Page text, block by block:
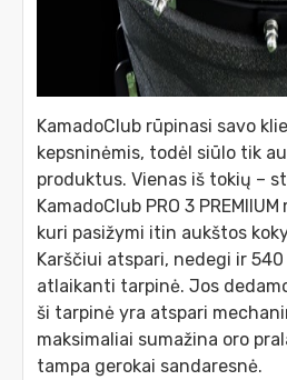
KamadoClub rūpinasi savo
kepsninėmis, todėl siūlo tik
produktus. Vienas iš tokių –
KamadoClub PRO 3 PREMIIUM
kuri pasižymi itin aukštos
Karščiui atspari, nedegi ir
atlaikanti tarpinė. Jos
ši tarpinė yra atspari
maksimaliai sumažina oro
tampa gerokai sandaresnė.